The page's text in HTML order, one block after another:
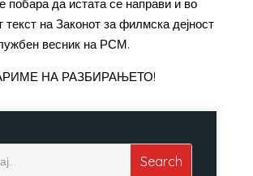
побара да истата се направи и во
текст на Законот за филмска дејност
весник на РСМ.
НА РАЗБИРАЊЕТО!